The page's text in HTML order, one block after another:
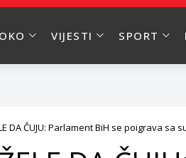
VIJESTI SPORT
DA ČUJU: Parlament BiH se poigrava sa